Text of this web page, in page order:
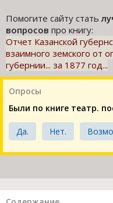
Помогите сайту стать
вопросов про книгу:
Отчет Казанской
взаимного земского от
губернии... за 1877 год...
Опросы
Были по книге театр.
Да. Нет.